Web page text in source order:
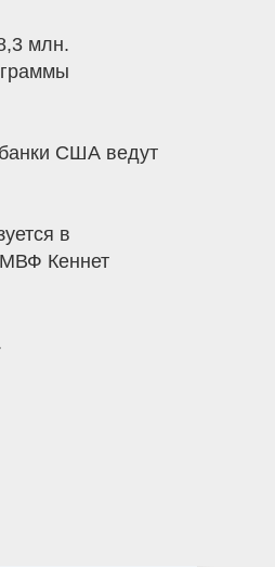
млн.
США ведут
в
Кеннет